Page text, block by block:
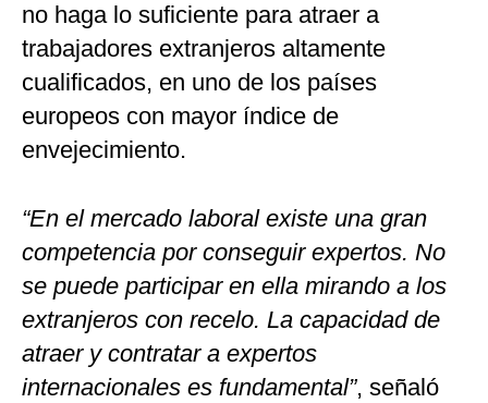
no haga lo suficiente para atraer a
trabajadores extranjeros altamente
cualificados, en uno de los países
europeos con mayor índice de
envejecimiento.
“En el mercado laboral existe una gran
competencia por conseguir expertos. No
se puede participar en ella mirando a los
extranjeros con recelo. La capacidad de
atraer y contratar a expertos
internacionales es fundamental”, señaló